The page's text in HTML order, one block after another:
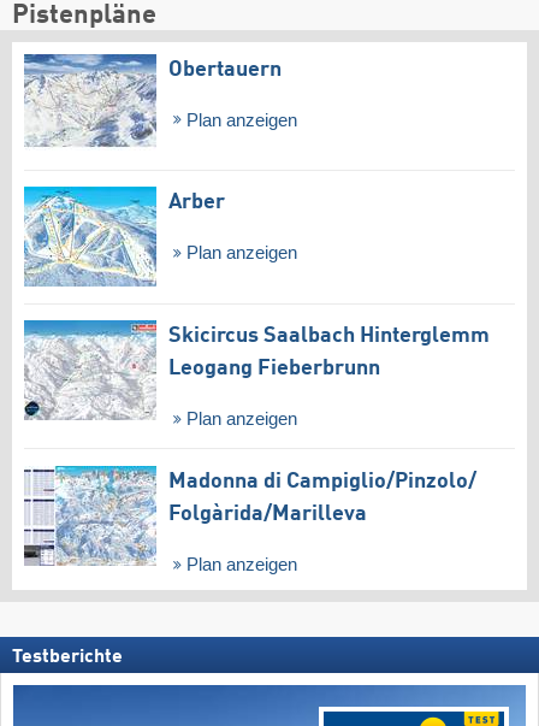
Pistenpläne
Obertauern
Plan anzeigen
Arber
Plan anzeigen
Skicircus Saalbach Hinterglemm
Leogang Fieberbrunn
Plan anzeigen
Madonna di Campiglio/​Pinzolo/​
Folgàrida/​Marilleva
Plan anzeigen
Testberichte